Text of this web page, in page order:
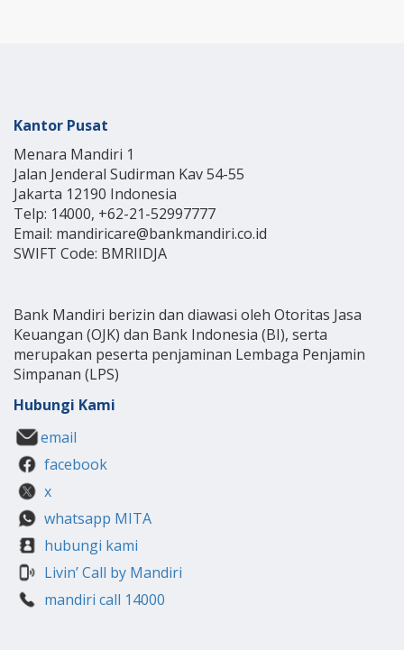
Kantor Pusat
Menara Mandiri 1
Jalan Jenderal Sudirman Kav 54-55
Jakarta 12190 Indonesia
Telp: 14000, +62-21-52997777
Email: mandiricare@bankmandiri.co.id
SWIFT Code: BMRIIDJA
Bank Mandiri berizin dan diawasi oleh Otoritas Jasa
Keuangan (OJK) dan Bank Indonesia (BI), serta
merupakan peserta penjaminan Lembaga Penjamin
Simpanan (LPS)
Hubungi Kami
email
facebook
x
whatsapp MITA
hubungi kami
Livin’ Call by Mandiri
mandiri call 14000